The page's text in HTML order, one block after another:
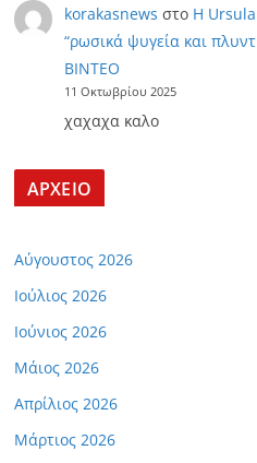
korakasnews στο Η Ursula
“ρωσικά ψυγεία και
ΒΙΝΤΕΟ
11 Οκτωβρίου 2025
χαχαχα καλο
ΑΡΧΕΙΟ
Αύγουστος 2026
Ιούλιος 2026
Ιούνιος 2026
Μάιος 2026
Απρίλιος 2026
Μάρτιος 2026